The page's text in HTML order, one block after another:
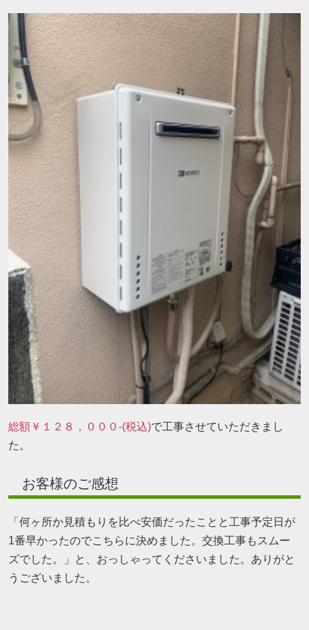
総額￥１２８，０００-(税込)で工事させていただきまし
た。
お客様のご感想
「何ヶ所か見積もりを比べ安価だったことと工事予定日が
1番早かったのでこちらに決めました。交換工事もスムー
ズでした。」と、おっしゃってくださいました。ありがと
うございました。